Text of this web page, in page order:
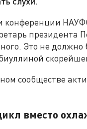
конференции
Это не
сообществе
вместо